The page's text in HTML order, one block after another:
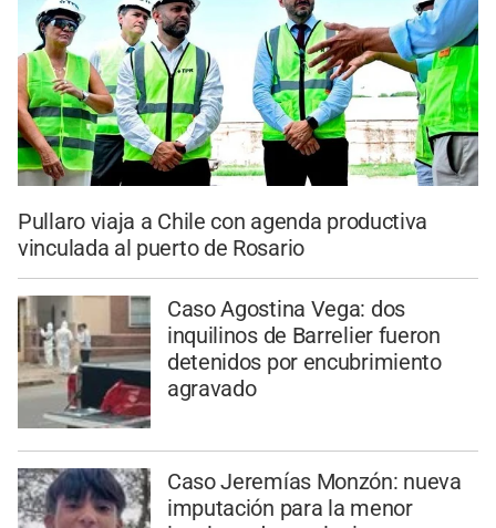
Pullaro viaja a Chile con agenda productiva
vinculada al puerto de Rosario
Caso Agostina Vega: dos
inquilinos de Barrelier fueron
detenidos por encubrimiento
agravado
Caso Jeremías Monzón: nueva
imputación para la menor